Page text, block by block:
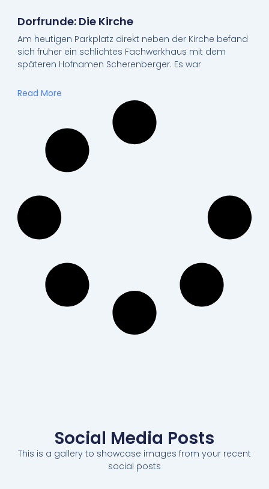
Dorfrunde: Die Kirche
Am heutigen Parkplatz direkt neben der Kirche befand
sich früher ein schlichtes Fachwerkhaus mit dem
späteren Hofnamen Scherenberger. Es war
Read More
Social Media Posts
This is a gallery to showcase images from your recent
social posts